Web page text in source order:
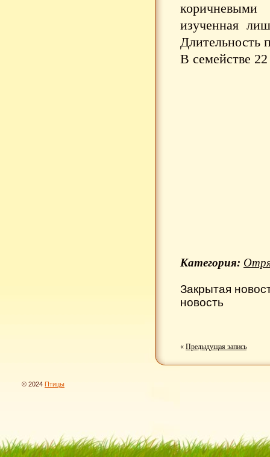
изученная
Длительность
В семействе
Категория:
Закрытая
новость
« Предыдущая запись
© 2024 Птицы